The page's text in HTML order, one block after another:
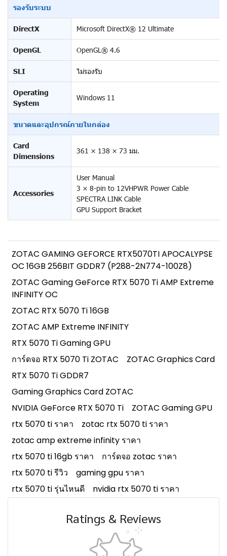
รองรับระบบ
DirectX Microsoft DirectX® 12 Ultimate
OpenGL OpenGL® 4.6
SLI ไม่รองรับ
Operating
System
Windows 11
ขนาดและอุปกรณ์ภายในกล่อง
Card
Dimensions
361 × 138 × 73 มม.
Accessories
User Manual
3 × 8-pin to 12VHPWR Power Cable
SPECTRA LINK Cable
GPU Support Bracket
ZOTAC GAMING GEFORCE RTX5070TI APOCALYPSE
OC 16GB 256BIT GDDR7 (P288-2N774-100Z8)
ZOTAC Gaming GeForce RTX 5070 Ti AMP Extreme
INFINITY OC
ZOTAC RTX 5070 Ti 16GB
ZOTAC AMP Extreme INFINITY
RTX 5070 Ti Gaming GPU
การ์ดจอ RTX 5070 Ti ZOTAC
ZOTAC Graphics Card
RTX 5070 Ti GDDR7
Gaming Graphics Card ZOTAC
NVIDIA GeForce RTX 5070 Ti
ZOTAC Gaming GPU
rtx 5070 ti ราคา
zotac rtx 5070 ti ราคา
zotac amp extreme infinity ราคา
rtx 5070 ti 16gb ราคา
การ์ดจอ zotac ราคา
rtx 5070 ti รีวิว
gaming gpu ราคา
rtx 5070 ti รุ่นไหนดี
nvidia rtx 5070 ti ราคา
Ratings & Reviews